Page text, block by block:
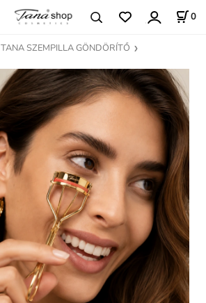
0
TANA SZEMPILLA GÖNDÖRÍTŐ